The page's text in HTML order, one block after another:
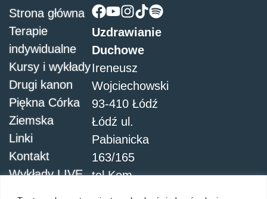
Uzdrawianie
Duchowe
Ireneusz
Wojciechowski
93-410 Łódź
Łódź ul.
Pabianicka
163/165
tel.Kom.
Strona główna
Terapie
indywidualne
Kursy i wykłady
Drugi kanon
Piękna Córka
Ziemska
Linki
Kontakt
Wykłady LIVE